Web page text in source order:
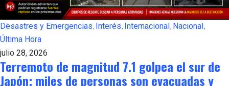
Desastres y Emergencias Interés Internacional Nacional
Última Hora
julio 28, 2026
Terremoto de magnitud 7.1 golpea el sur de
Japón; miles de personas son evacuadas y